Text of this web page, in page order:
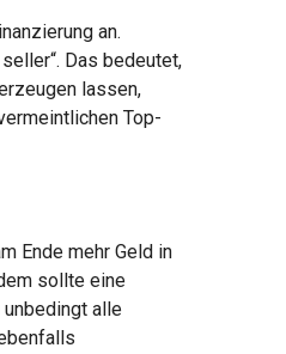
an.
Das bedeutet,
lassen,
Top-
Ende mehr Geld in
sollte eine
alle